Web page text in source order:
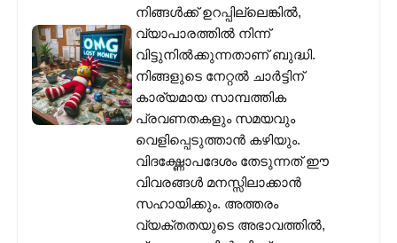
നിങ്ങൾക്ക് ഉറപ്പില്ലെങ്കിൽ,
വ്യാപാരത്തിൽ നിന്ന്
വിട്ടുനിൽക്കുന്നതാണ് ബുദ്ധി.
നിങ്ങളുടെ നേറ്റൽ ചാർട്ടിന്
കാര്യമായ സാമ്പത്തിക
പ്രവണതകളും സമയവും
വെളിപ്പെടുത്താൻ കഴിയും.
വിദഗ്ദ്ധോപദേശം തേടുന്നത് ഈ
വിവരങ്ങൾ മനസ്സിലാക്കാൻ
സഹായിക്കും. അത്തരം
വ്യക്തതയുടെ അഭാവത്തിൽ,